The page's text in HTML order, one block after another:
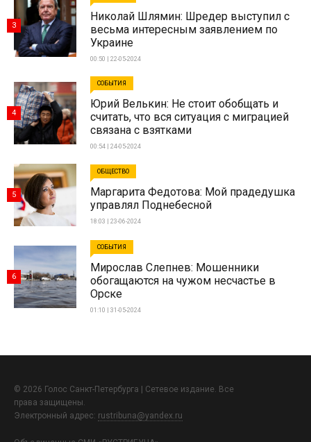
Николай Шлямин: Шредер выступил с
весьма интересным заявлением по
Украине
00:50 | 22-05-2024
3
СОБЫТИЯ
Юрий Велькин: Не стоит обобщать и
считать, что вся ситуация с миграцией
связана с взятками
00:54 | 24-05-2024
4
ОБЩЕСТВО
Маргарита Федотова: Мой прадедушка
управлял Поднебесной
18:03 | 23-06-2024
5
СОБЫТИЯ
Мирослав Слепнев: Мошенники
обогащаются на чужом несчастье в
Орске
01:10 | 31-05-2024
6
© 2026 Голос Санкт-Петербурга | Сетевое издание. Все
права защищены.
Электронный адрес: rustribuna@yandex.ru